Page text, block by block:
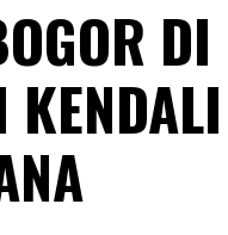
DI
KENDALI